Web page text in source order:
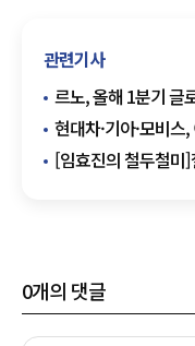
관련기사
르노, 올해 1분기 글
현대차·기아·모비
권한 강화
[임효진의 철두철미
0개의 댓글